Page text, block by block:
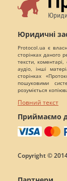
Юридичні
Protocol.ua є
сторінках даного
тексти,
аудіо, інші
сторінках
пошуковими
розуміється
Повний текст
Приймаємо
Copyright ©